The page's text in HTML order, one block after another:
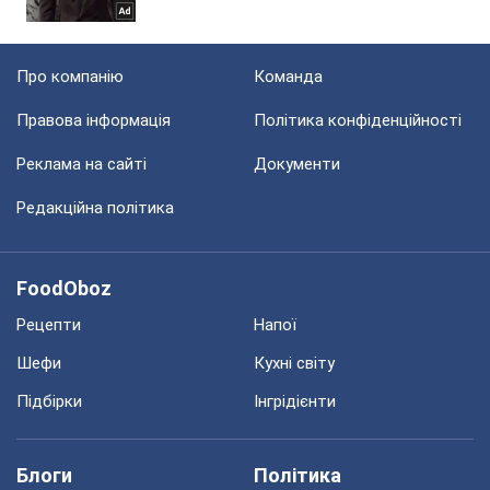
Про компанію Команда
Правова інформація Політика конфіденційності
Реклама на сайті Документи
Редакційна політика
FoodOboz
Рецепти
Напої
Шефи
Кухні світу
Підбірки
Інгрідієнти
Блоги Політика